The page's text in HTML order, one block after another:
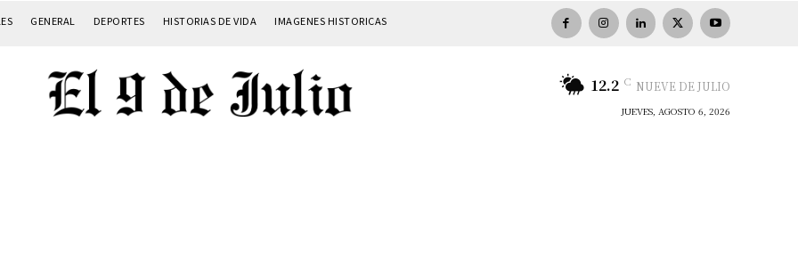
GENERAL DEPORTES HISTORIAS DE VIDA IMAGENES HISTORICAS
12.2 C NUEVE DE JULIO
JUEVES, AGOSTO 6, 2026